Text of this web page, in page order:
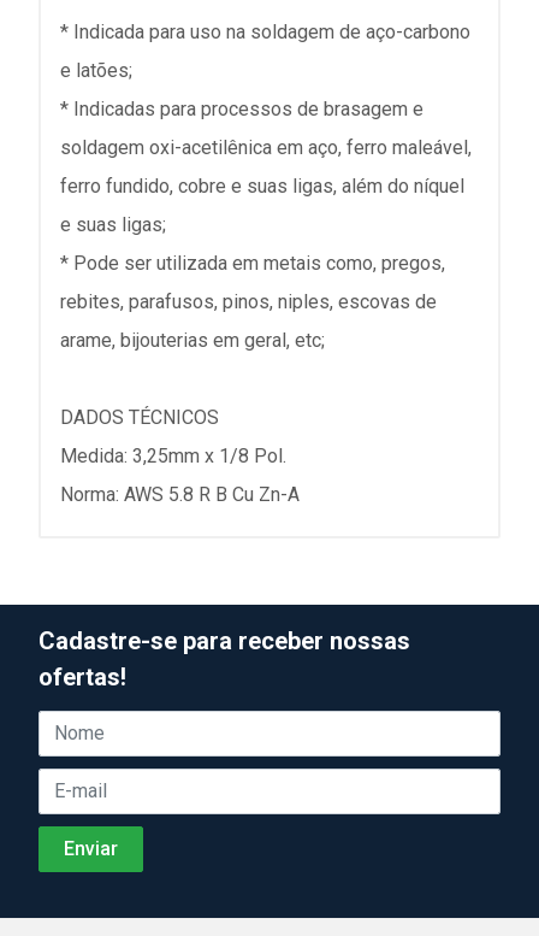
* Indicada para uso na soldagem de aço-carbono
e latões;
* Indicadas para processos de brasagem e
soldagem oxi-acetilênica em aço, ferro maleável,
ferro fundido, cobre e suas ligas, além do níquel
e suas ligas;
* Pode ser utilizada em metais como, pregos,
rebites, parafusos, pinos, niples, escovas de
arame, bijouterias em geral, etc;
DADOS TÉCNICOS
Medida: 3,25mm x 1/8 Pol.
Norma: AWS 5.8 R B Cu Zn-A
Cadastre-se para receber nossas
ofertas!